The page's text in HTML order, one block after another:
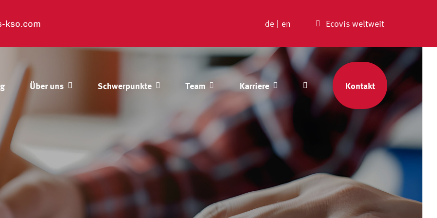
kso.com de | en Ecovis weltweit
Über uns Schwerpunkte Team Karriere Kontakt